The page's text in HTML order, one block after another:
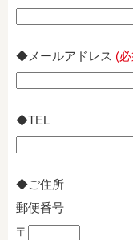
◆メールアドレス (
◆TEL
◆ご住所
郵便番号
〒